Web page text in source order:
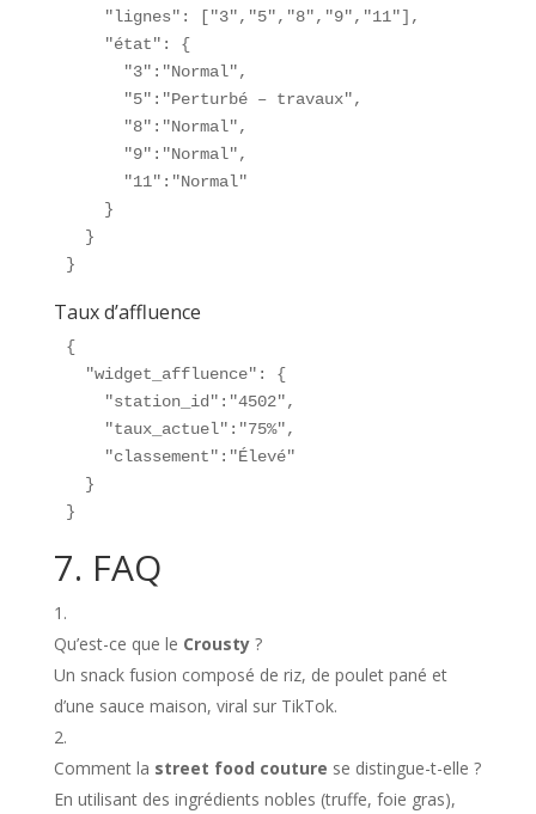
    "lignes": ["3","5","8","9","11"],
    "état": {
      "3":"Normal",
      "5":"Perturbé – travaux",
      "8":"Normal",
      "9":"Normal",
      "11":"Normal"
    }
  }
}
Taux d’affluence
{
  "widget_affluence": {
    "station_id":"4502",
    "taux_actuel":"75%",
    "classement":"Élevé"
  }
}
7. FAQ
Qu’est-ce que le Crousty?
Un snack fusion composé de riz, de poulet pané et
d’une sauce maison, viral sur TikTok.
Comment la street food couture se distingue-t-elle ?
En utilisant des ingrédients nobles (truffe, foie gras),